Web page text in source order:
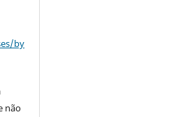
by
não